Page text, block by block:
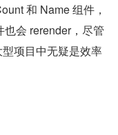
和 Name 组件，
会 rerender，尽管
项目中无疑是效率